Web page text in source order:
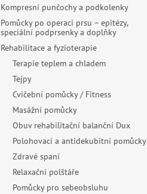
Kompresní punčochy a podkolenky
Pomůcky po operaci prsu – epitézy,
speciální podprsenky a doplňky
Rehabilitace a fyzioterapie
Terapie teplem a chladem
Tejpy
Cvičební pomůcky / Fitness
Masážní pomůcky
Obuv rehabilitační balanční Dux
Polohovací a antidekubitní pomůcky
Zdravé spaní
Relaxační polštáře
Pomůcky pro sebeobsluhu